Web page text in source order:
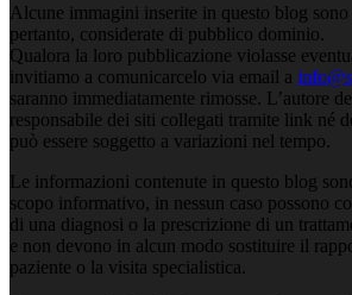
Alcune immagini inserite in questo blog sono
pertanto, considerate di pubblico dominio.
Qualora la loro pubblicazione violasse
invitiamo a comunicarcelo via email a
saranno immediatamente rimosse. L’autore
responsabile dei siti collegati tramite link né
può essere soggetto a variazioni nel tempo.
Le informazioni contenute in questo blog
scopo informativo, in nessun caso possono
di una diagnosi o la prescrizione di un
e non devono in alcun modo sostituire il
paziente o la visita specialistica.